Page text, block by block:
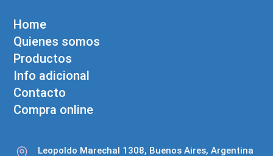
Home
Quienes somos
Productos
Info adicional
Contacto
Compra online
Leopoldo Marechal 1308, Buenos Aires, Argentina